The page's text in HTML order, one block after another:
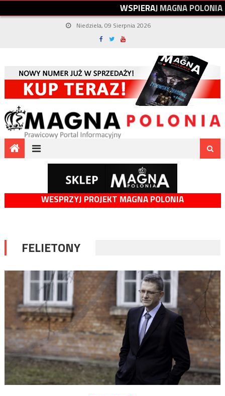
WSPIERAJMAGNAPOLONIA
Niedziela, 09 Sierpnia 2026
WESPRZYJ PROJEKT MAGNA POLONIA
FELIETONY